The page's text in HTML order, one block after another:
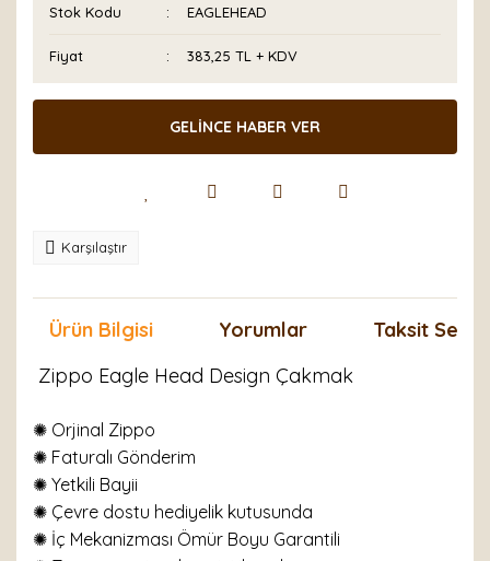
Stok Kodu EAGLEHEAD
Fiyat 383,25 TL + KDV
GELİNCE HABER VER
Karşılaştır
Ürün Bilgisi Yorumlar
Taksit
Zippo Eagle Head Design Çakmak
✺ Orjinal Zippo
✺ Faturalı Gönderim
✺ Yetkili Bayii
✺ Çevre dostu hediyelik kutusunda
✺ İç Mekanizması Ömür Boyu Garantili